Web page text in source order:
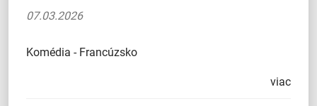
07.03.2026
Komédia - Francúzsko
viac